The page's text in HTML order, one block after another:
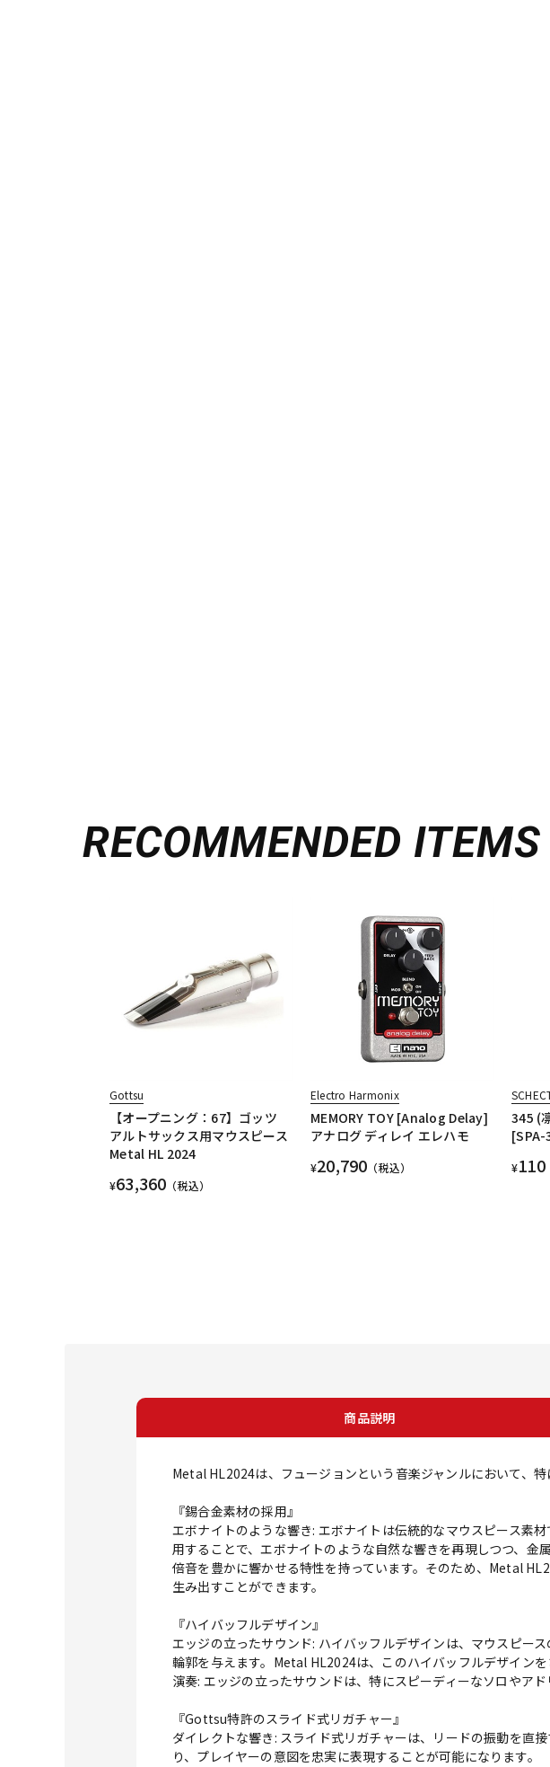
RECOMMENDED ITEMS
Gottsu
【オープニング：67】ゴッツ
アルトサックス用マウスピース
Metal HL 2024
¥63,360 （税込）
Electro Harmonix
MEMORY TOY [Analog Delay]
アナログ ディレイ エレハモ
¥20,790 （税込）
345 (
¥110
商品説明
Metal HL2024は、フュージョンという音楽ジャンルにおいて、特
『錫合金素材の採用』
エボナイトのような響き: エボナイトは伝統的なマウスピース素
用することで、エボナイトのような自然な響きを再現しつつ、金
倍音を豊かに響かせる特性を持っています。そのため、Metal
生み出すことができます。
『ハイバッフルデザイン』
エッジの立ったサウンド: ハイバッフルデザインは、マウスピー
輪郭を与えます。Metal HL2024は、このハイバッフルデザイン
演奏: エッジの立ったサウンドは、特にスピーディーなソロやア
『Gottsu特許のスライド式リガチャー』
ダイレクトな響き: スライド式リガチャーは、リードの振動を直
り、プレイヤーの意図を忠実に表現することが可能になります。